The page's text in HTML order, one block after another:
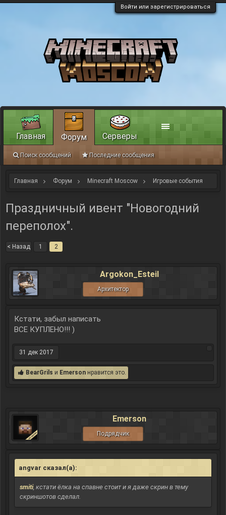
Войти или зарегистрироваться
Главная Форум Minecraft Moscow Игровые события
Праздничный ивент "Новогодний
переполох".
< Назад 1 2
Argokon_Esteil
Архитектор
Кстати, забыл написать
ВСЕ КУПЛЕНО!!! )
31 дек 2017
BearGrils и Emerson нравится это.
Emerson
Подрядчик
angvar сказал(а):
smiti, кстати ёлка на спавне стоит и я даже скрин в тему
скриншотов сделал.
Главная Форум
Поиск сообщений Последние сообщения
Серверы